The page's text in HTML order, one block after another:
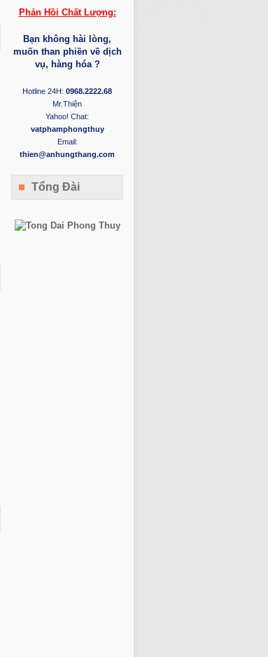
Phản Hồi Chất Lượng:
Bạn không hài lòng,
muốn than phiền về dịch
vụ, hàng hóa ?
Hotline 24H: 0968.2222.68
Mr.Thiện
Yahoo! Chat:
vatphamphongthuy
Email:
thien@anhungthang.com
Tổng Đài